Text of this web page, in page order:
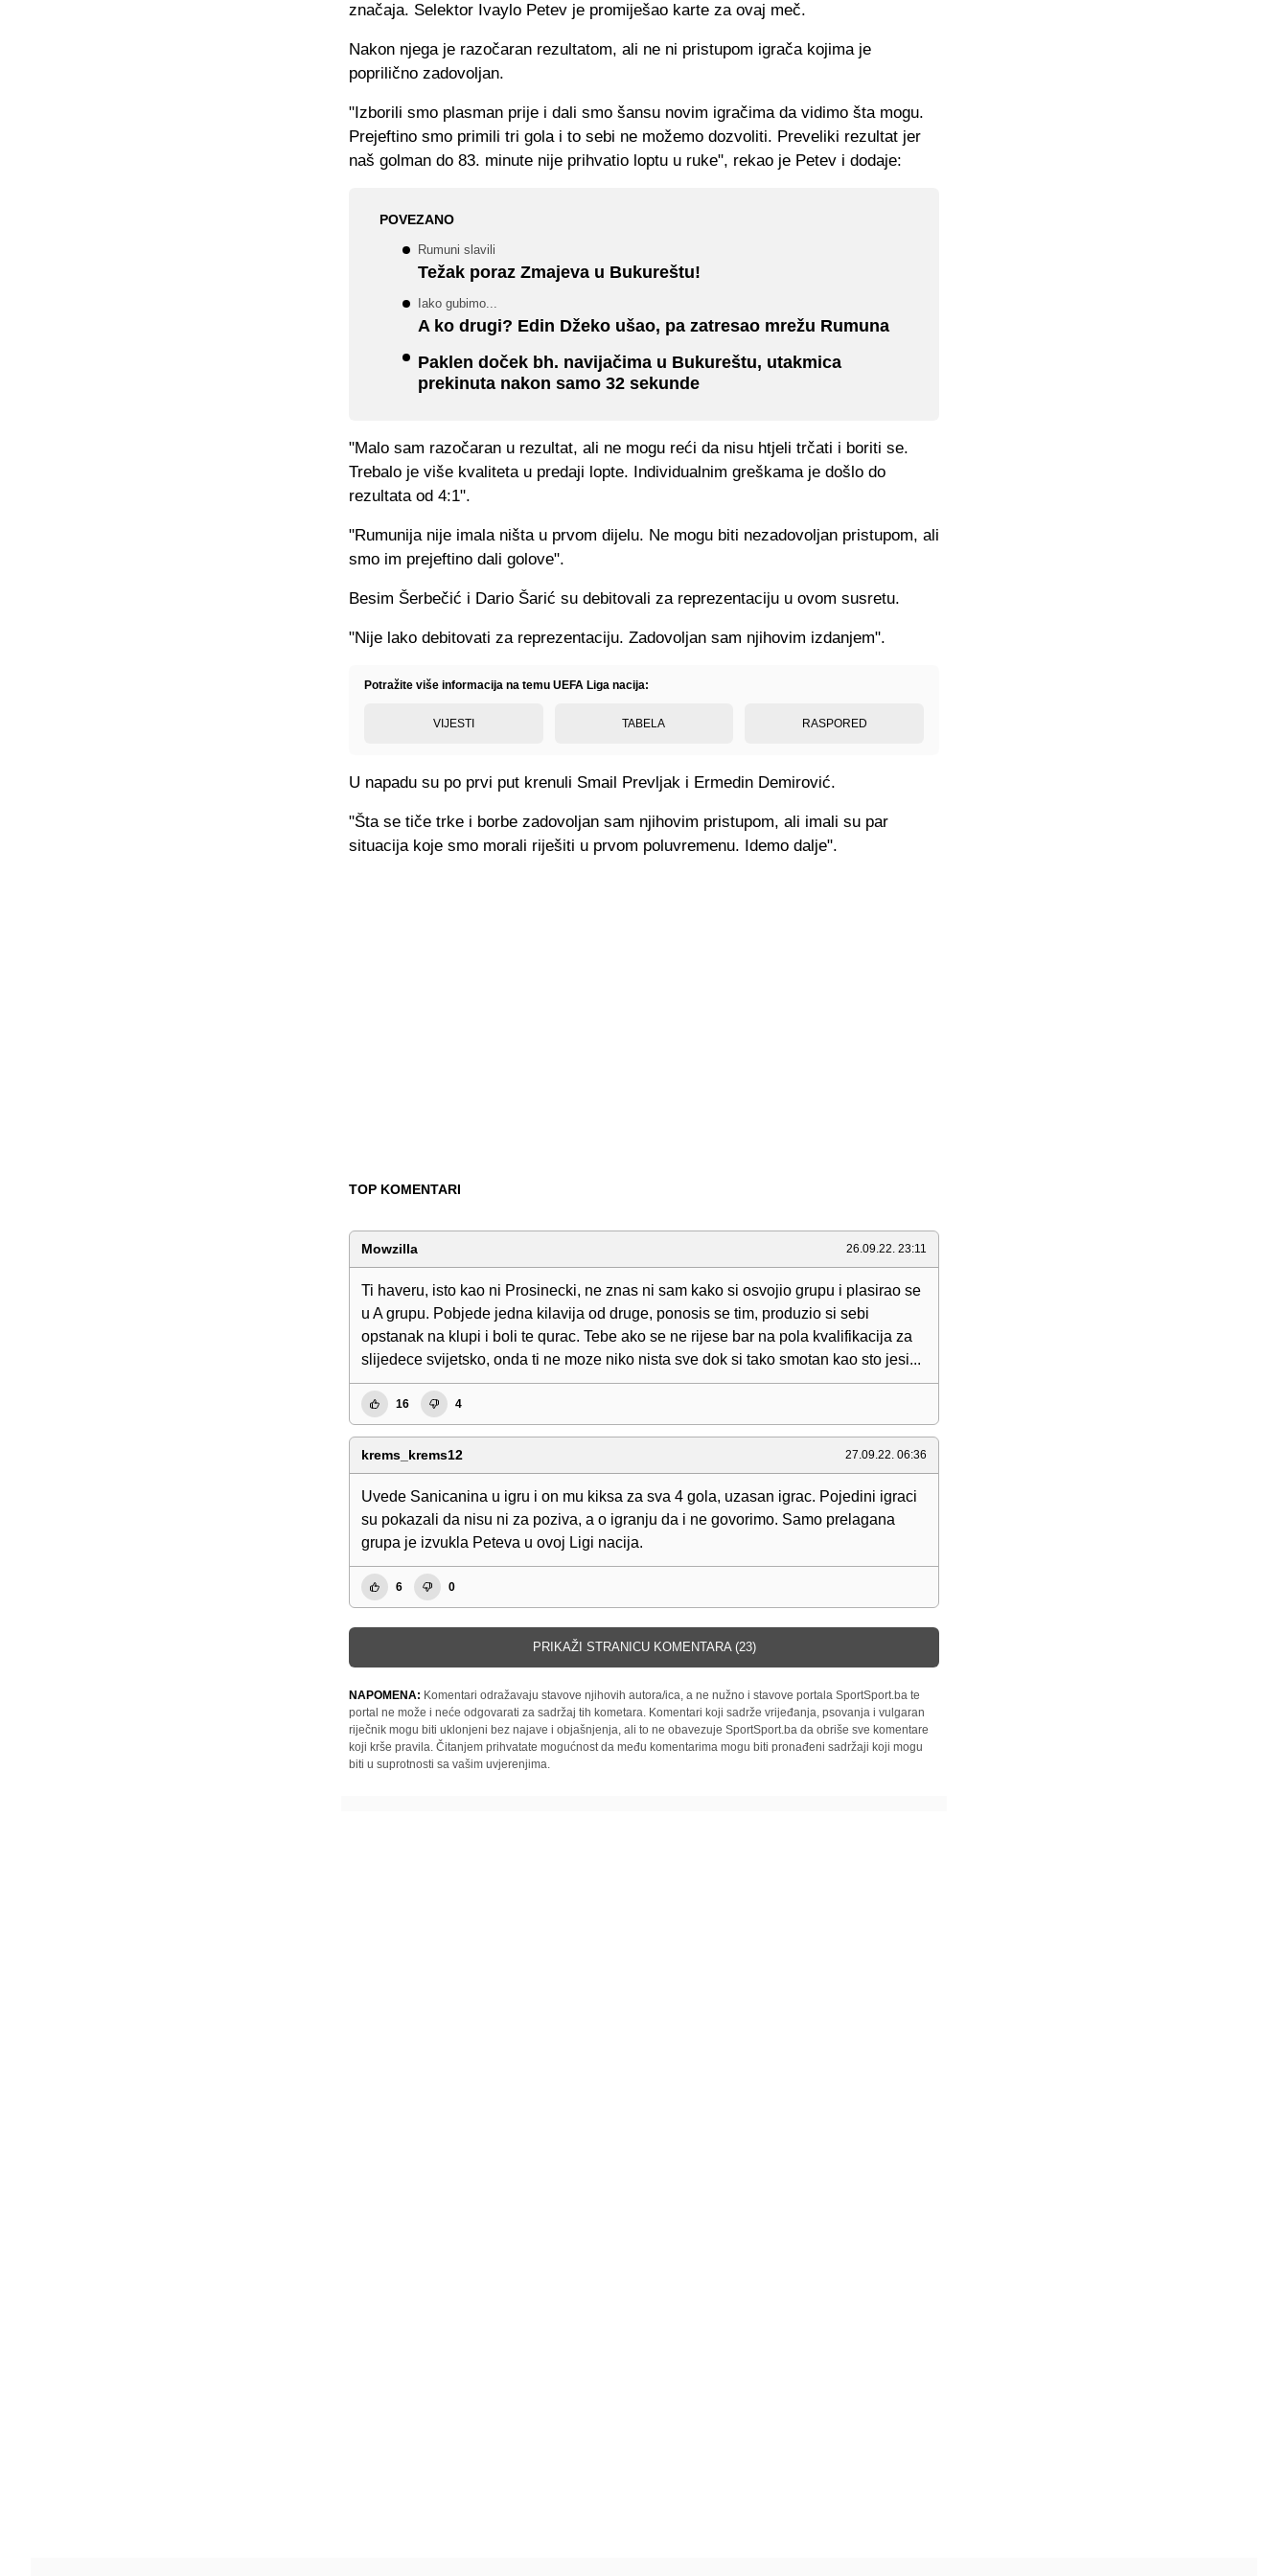
značaja. Selektor Ivaylo Petev je promiješao karte za ovaj meč.
Nakon njega je razočaran rezultatom, ali ne ni pristupom igrača kojima je
poprilično zadovoljan.
"Izborili smo plasman prije i dali smo šansu novim igračima da vidimo šta mogu.
Prejeftino smo primili tri gola i to sebi ne možemo dozvoliti. Preveliki rezultat jer
naš golman do 83. minute nije prihvatio loptu u ruke", rekao je Petev i dodaje:
POVEZANO
Rumuni slavili
Težak poraz Zmajeva u Bukureštu!
Iako gubimo...
A ko drugi? Edin Džeko ušao, pa zatresao mrežu Rumuna
Paklen doček bh. navijačima u Bukureštu, utakmica
prekinuta nakon samo 32 sekunde
"Malo sam razočaran u rezultat, ali ne mogu reći da nisu htjeli trčati i boriti se.
Trebalo je više kvaliteta u predaji lopte. Individualnim greškama je došlo do
rezultata od 4:1".
"Rumunija nije imala ništa u prvom dijelu. Ne mogu biti nezadovoljan pristupom, ali
smo im prejeftino dali golove".
Besim Šerbečić i Dario Šarić su debitovali za reprezentaciju u ovom susretu.
"Nije lako debitovati za reprezentaciju. Zadovoljan sam njihovim izdanjem".
Potražite više informacija na temu UEFA Liga nacija:
VIJESTI TABELA RASPORED
U napadu su po prvi put krenuli Smail Prevljak i Ermedin Demirović.
"Šta se tiče trke i borbe zadovoljan sam njihovim pristupom, ali imali su par
situacija koje smo morali riješiti u prvom poluvremenu. Idemo dalje".
TOP KOMENTARI
Mowzilla 26.09.22. 23:11
Ti haveru, isto kao ni Prosinecki, ne znas ni sam kako si osvojio grupu i plasirao se
u A grupu. Pobjede jedna kilavija od druge, ponosis se tim, produzio si sebi
opstanak na klupi i boli te qurac. Tebe ako se ne rijese bar na pola kvalifikacija za
slijedece svijetsko, onda ti ne moze niko nista sve dok si tako smotan kao sto jesi...
16 4
krems_krems12 27.09.22. 06:36
Uvede Sanicanina u igru i on mu kiksa za sva 4 gola, uzasan igrac. Pojedini igraci
su pokazali da nisu ni za poziva, a o igranju da i ne govorimo. Samo prelagana
grupa je izvukla Peteva u ovoj Ligi nacija.
6 0
PRIKAŽI STRANICU KOMENTARA (23)
NAPOMENA: Komentari odražavaju stavove njihovih autora/ica, a ne nužno i stavove portala SportSport.ba te
portal ne može i neće odgovarati za sadržaj tih kometara. Komentari koji sadrže vrijeđanja, psovanja i vulgaran
riječnik mogu biti uklonjeni bez najave i objašnjenja, ali to ne obavezuje SportSport.ba da obriše sve komentare
koji krše pravila. Čitanjem prihvatate mogućnost da među komentarima mogu biti pronađeni sadržaji koji mogu
biti u suprotnosti sa vašim uvjerenjima.